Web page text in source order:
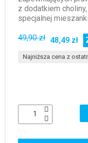
z dodatkiem
specjalnej
49,90 zł 48,49 zł
Najniższa cena z